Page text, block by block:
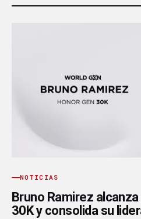
NOTICIAS
Bruno Ramirez
30K y consolida su